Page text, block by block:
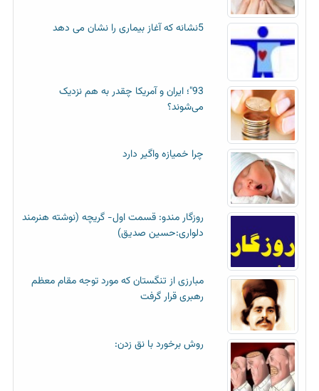
5نشانه که آغاز بیماری را نشان می دهد
93"؛ ایران و آمریکا چقدر به هم نزدیک
می‌شوند؟
چرا خمیازه واگیر دارد
روزگار مندو: قسمت اول- گریچه (نوشته هنرمند
دلواری:حسین صدیق)
مبارزی از تنگستان که مورد توجه مقام معظم
رهبری قرار گرفت
روش برخورد با نق زدن: